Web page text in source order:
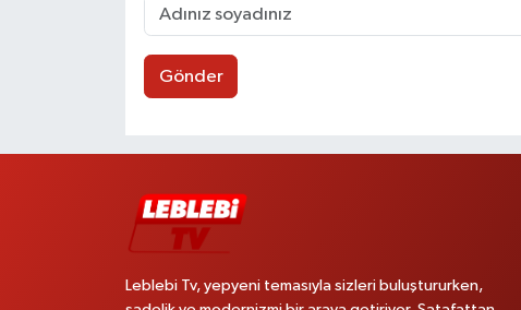
Gönder
Leblebi Tv, yepyeni temasıyla sizleri buluştururken,